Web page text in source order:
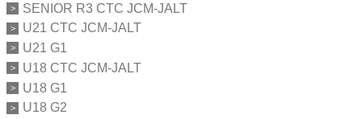
SENIOR R3 CTC JCM-JALT
U21 CTC JCM-JALT
U21 G1
U18 CTC JCM-JALT
U18 G1
U18 G2